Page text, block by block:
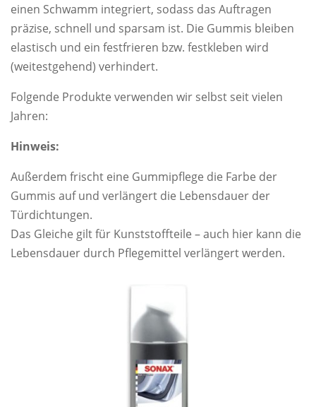
einen Schwamm integriert, sodass das Auftragen
präzise, schnell und sparsam ist. Die Gummis bleiben
elastisch und ein festfrieren bzw. festkleben wird
(weitestgehend) verhindert.
Folgende Produkte verwenden wir selbst seit vielen
Jahren:
Hinweis:
Außerdem frischt eine Gummipflege die Farbe der
Gummis auf und verlängert die Lebensdauer der
Türdichtungen.
Das Gleiche gilt für Kunststoffteile – auch hier kann die
Lebensdauer durch Pflegemittel verlängert werden.